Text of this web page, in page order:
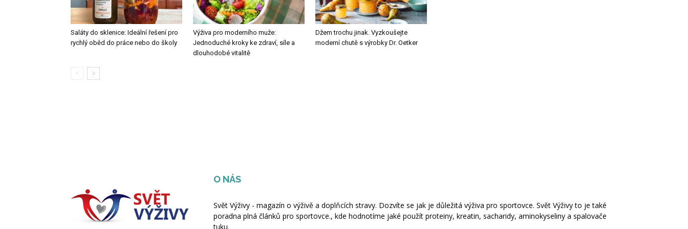
Saláty do sklenice: Ideální řešení pro
rychlý oběd do práce nebo do školy
Výživa pro moderního muže:
Jednoduché kroky ke zdraví, síle a
dlouhodobé vitalitě
Džem trochu jinak. Vyzkoušejte
moderní chutě s výrobky Dr. Oetker
O NÁS
Svět Výživy - magazín o výživě a doplňcích stravy. Dozvíte se jak je důležitá výživa pro sportovce. Svět Výživy to je také
poradna plná článků pro sportovce., kde hodnotíme jaké použít proteiny, kreatin, sacharidy, aminokyseliny a spalovače
tuku.